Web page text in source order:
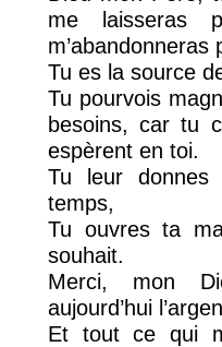
me
m’abandonneras
Tu es la source
Tu pourvois
besoins, car tu
espèrent en toi.
Tu leur
temps,
Tu ouvres ta
souhait.
Merci, mon
aujourd’hui
Et tout ce qui